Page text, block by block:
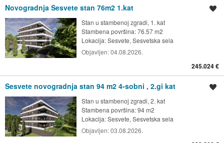
Novogradnja Sesvete stan 76m2 1.kat
Stan u stambenoj zgradi, 1. kat
Stambena površina: 76.57 m2
Lokacija:Sesvete, Sesvetska sela
Objavljen:04.08.2026.
245.024 €
Sesvete novogradnja stan 94 m2 4-sobni , 2.gi kat
Stan u stambenoj zgradi, 2. kat
Stambena površina: 94 m2
Lokacija:Sesvete, Sesvetska sela
Objavljen:03.08.2026.